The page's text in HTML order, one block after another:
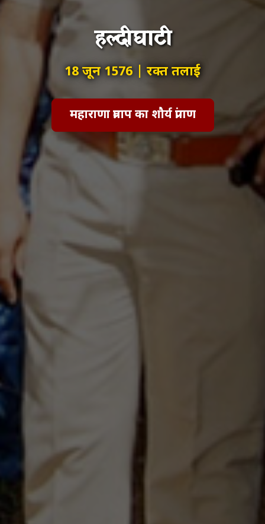
हल्दीघाटी
18 जून 1576 | रक्त तलाई
महाराणा प्रताप का शौर्य प्रांगण